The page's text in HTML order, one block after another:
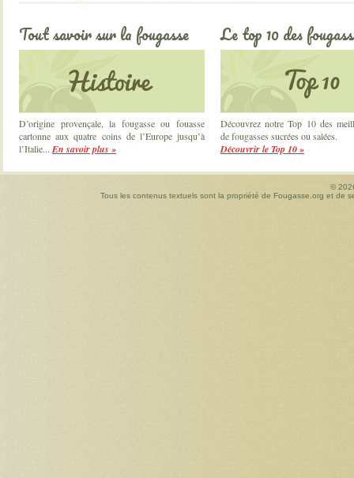
Tout savoir sur la fougasse
D’origine provençale, la fougasse ou fouasse
cartonne aux quatre coins de l’Europe jusqu’à
l’Italie... En savoir plus »
Le top 10 des
Découvrez notre Top 10 des
de fougasses sucrées ou salées.
Découvrir le Top 10 »
©
Tous les contenus textuels sont la propriété de Fougasse.org et de